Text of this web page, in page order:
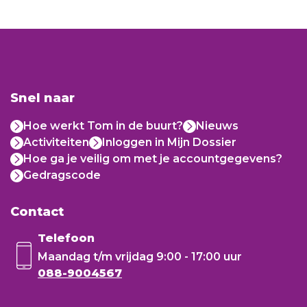
Snel naar
Hoe werkt Tom in de buurt?
Nieuws
Activiteiten
Inloggen in Mijn Dossier
Hoe ga je veilig om met je accountgegevens?
Gedragscode
Contact
Telefoon
Maandag t/m vrijdag 9:00 - 17:00 uur
088-9004567